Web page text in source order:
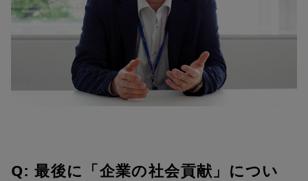
Q: 最後に「企業の社会貢献」につい